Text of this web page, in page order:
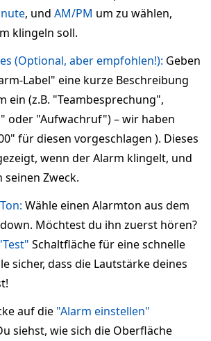
, und AM/PM um zu wählen,
klingeln soll.
(Optional, aber empfohlen!): Geben
Label" eine kurze Beschreibung
ein (z.B. "Teambesprechung",
oder "Aufwachruf") – wir haben
für diesen vorgeschlagen ). Dieses
wenn der Alarm klingelt, und
seinen Zweck.
Wähle einen Alarmton aus dem
Möchtest du ihn zuerst hören?
Schaltfläche für eine schnelle
sicher, dass die Lautstärke deines
auf die "Alarm einstellen"
siehst, wie sich die Oberfläche